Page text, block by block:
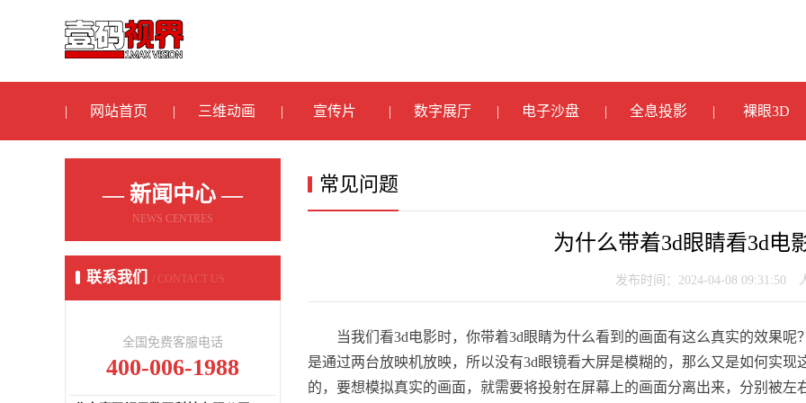
网站首页 三维动画 宣传片 数字展厅 电子沙盘 全息投影 裸眼3D
— 新闻中心 —
NEWS CENTRES
联系我们 / CONTACT US
全国免费客服电话
400-006-1988
常见问题
为什么带着3d眼睛看3d电
发布时间：2024-04-08 09:31:50
当我们看3d电影时，你带着3d眼睛为什么看到的画面有这么真实的效果
是通过两台放映机放映，所以没有3d眼镜看大屏是模糊的，那么又是如何实
的，要想模拟真实的画面，就需要将投射在屏幕上的画面分离出来，分别被